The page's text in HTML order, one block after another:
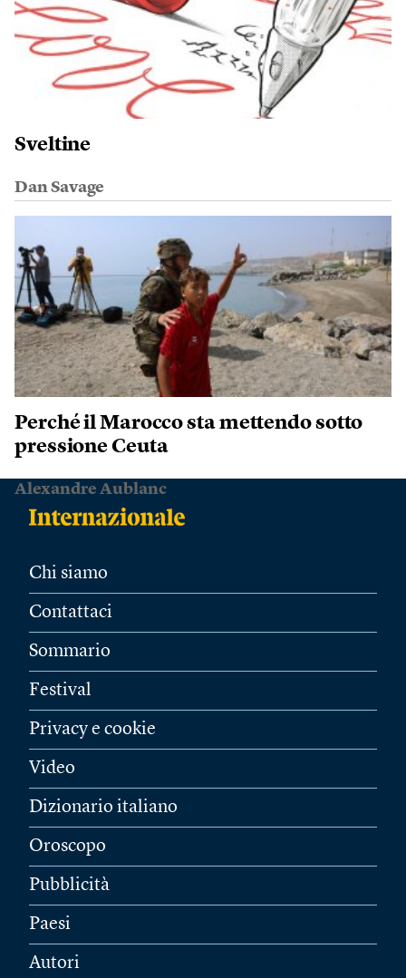
Sveltine
Dan Savage
Perché il Marocco sta mettendo sotto
pressione Ceuta
Alexandre Aublanc
Chi siamo
Contattaci
Sommario
Festival
Privacy e cookie
Video
Dizionario italiano
Oroscopo
Pubblicità
Paesi
Autori